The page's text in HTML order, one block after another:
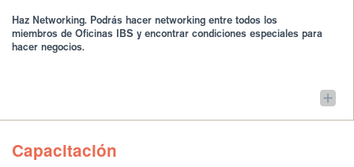
Haz Networking. Podrás hacer networking entre todos los
miembros de Oficinas IBS y encontrar condiciones especiales para
hacer negocios.
Capacitación